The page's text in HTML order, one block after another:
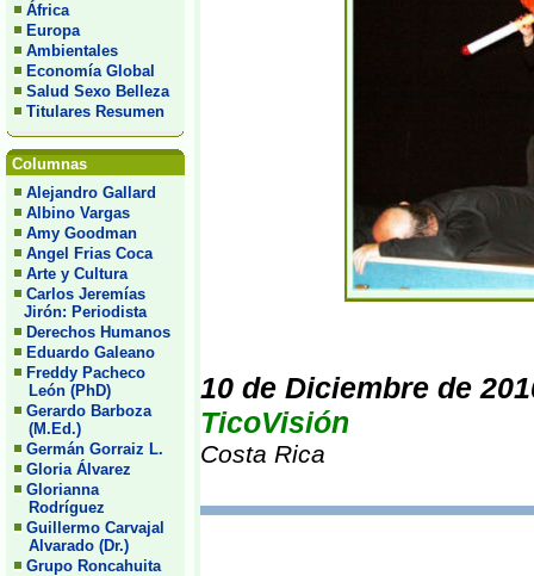
África
Europa
Ambientales
Economía Global
Salud Sexo Belleza
Titulares Resumen
Columnas
Alejandro Gallard
Albino Vargas
Amy Goodman
Angel Frias Coca
Arte y Cultura
Carlos Jeremías
Jirón: Periodista
Derechos Humanos
Eduardo Galeano
Freddy Pacheco
León (PhD)
Gerardo Barboza
(M.Ed.)
Germán Gorraiz L.
Gloria Álvarez
Glorianna
Rodríguez
Guillermo Carvajal
Alvarado (Dr.)
Grupo Roncahuita
10 de Diciembre de
TicoVisión
Costa Rica